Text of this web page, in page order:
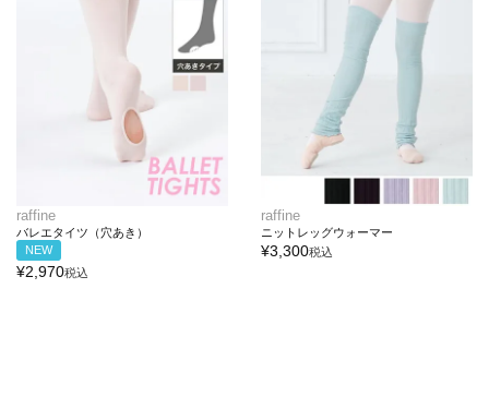
raffine
バレエタイツ（穴あき）
NEW
¥2,970税込
raffine
ニットレッグウォーマー
¥3,300税込